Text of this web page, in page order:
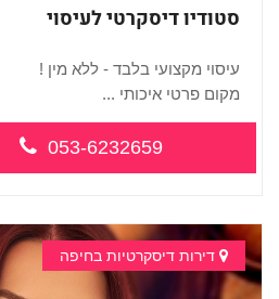
סטודיו דיסקרטי לעיסוי
עיסוי מקצועי בלבד - ללא מין !
מקום פרטי איכותי ...
053-6232659
דירות דיסקרטיות בחיפה